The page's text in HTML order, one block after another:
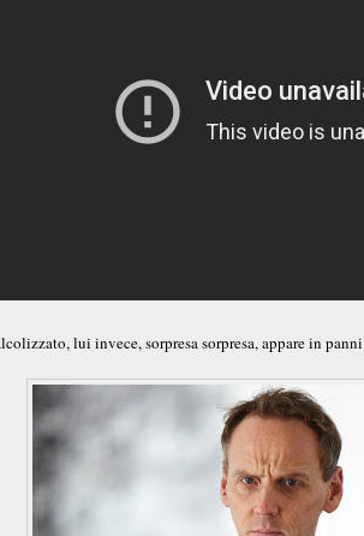
lui invece, sorpresa sorpresa, appare in